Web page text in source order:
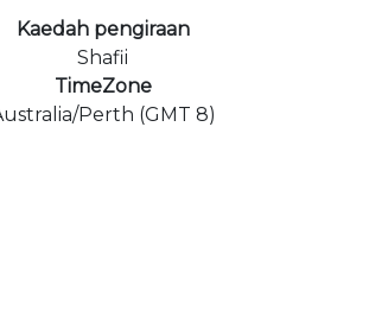
Kaedah pengiraan
Shafii
TimeZone
Perth (GMT 8)